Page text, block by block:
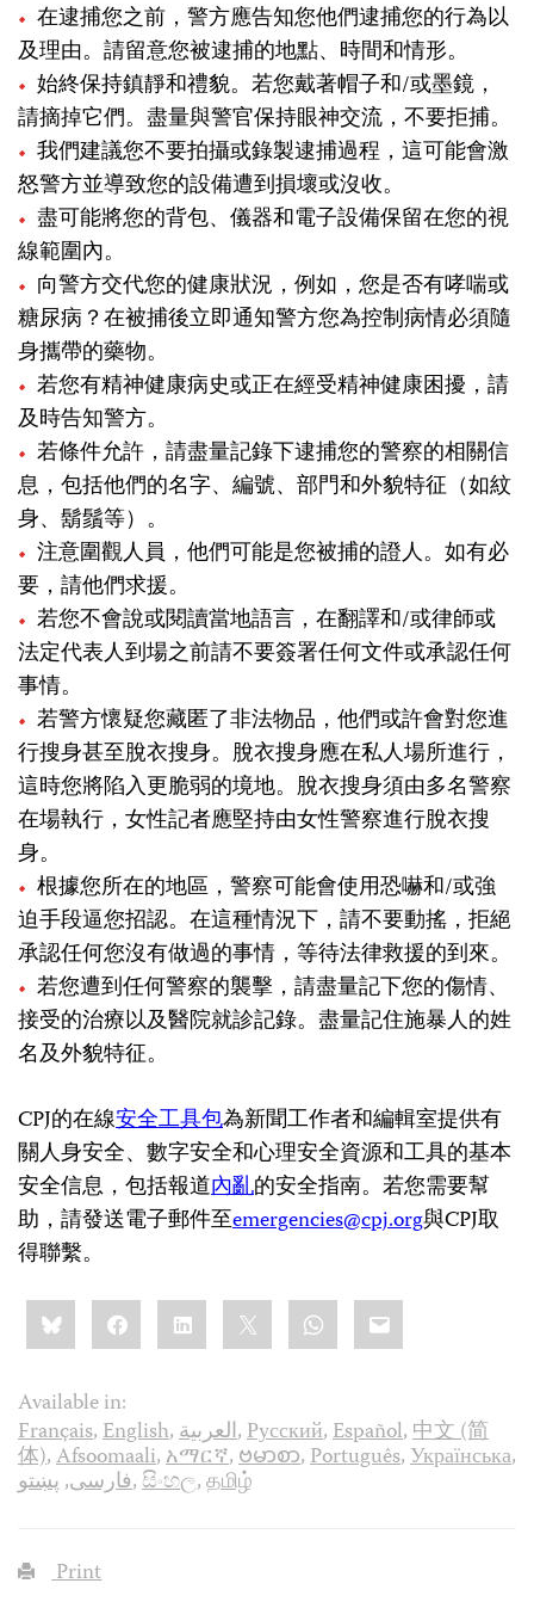
在逮捕您之前，警方應告知您他們逮捕您的行為以
及理由。請留意您被逮捕的地點、時間和情形。
始終保持鎮靜和禮貌。若您戴著帽子和/或墨鏡，
請摘掉它們。盡量與警官保持眼神交流，不要拒捕。
我們建議您不要拍攝或錄製逮捕過程，這可能會激
怒警方並導致您的設備遭到損壞或沒收。
盡可能將您的背包、儀器和電子設備保留在您的視
線範圍內。
向警方交代您的健康狀況，例如，您是否有哮喘或
糖尿病？在被捕後立即通知警方您為控制病情必須隨
身攜帶的藥物。
若您有精神健康病史或正在經受精神健康困擾，請
及時告知警方。
若條件允許，請盡量記錄下逮捕您的警察的相關信
息，包括他們的名字、編號、部門和外貌特征（如紋
身、鬍鬚等）。
注意圍觀人員，他們可能是您被捕的證人。如有必
要，請他們求援。
若您不會說或閱讀當地語言，在翻譯和/或律師或
法定代表人到場之前請不要簽署任何文件或承認任何
事情。
若警方懷疑您藏匿了非法物品，他們或許會對您進
行搜身甚至脫衣搜身。脫衣搜身應在私人場所進行，
這時您將陷入更脆弱的境地。脫衣搜身須由多名警察
在場執行，女性記者應堅持由女性警察進行脫衣搜
身。
根據您所在的地區，警察可能會使用恐嚇和/或強
迫手段逼您招認。在這種情況下，請不要動搖，拒絕
承認任何您沒有做過的事情，等待法律救援的到來。
若您遭到任何警察的襲擊，請盡量記下您的傷情、
接受的治療以及醫院就診記錄。盡量記住施暴人的姓
名及外貌特征。
CPJ的在線安全工具包為新聞工作者和編輯室提供有
關人身安全、數字安全和心理安全資源和工具的基本
安全信息，包括報道內亂的安全指南。若您需要幫
助，請發送電子郵件至emergencies@cpj.org與CPJ取
得聯繫。
Share
this:BlueskyFacebookLinkedIn WhatsApp
Email
Available in:
Français,English,العربية,Русский,Español,中文 (简
体),Afsoomaali,አማርኛ,ဗမာစာ,Português,Українська,
فارسی,پښتو ,සිංහල,தமிழ்
Print